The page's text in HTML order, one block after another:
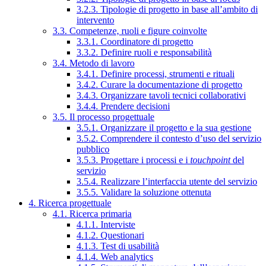
3.2.3. Tipologie di progetto in base all’ambito di
intervento
3.3. Competenze, ruoli e figure coinvolte
3.3.1. Coordinatore di progetto
3.3.2. Definire ruoli e responsabilità
3.4. Metodo di lavoro
3.4.1. Definire processi, strumenti e rituali
3.4.2. Curare la documentazione di progetto
3.4.3. Organizzare tavoli tecnici collaborativi
3.4.4. Prendere decisioni
3.5. Il processo progettuale
3.5.1. Organizzare il progetto e la sua gestione
3.5.2. Comprendere il contesto d’uso del servizio
pubblico
3.5.3. Progettare i processi e i touchpointdel
servizio
3.5.4. Realizzare l’interfaccia utente del servizio
3.5.5. Validare la soluzione ottenuta
4. Ricerca progettuale
4.1. Ricerca primaria
4.1.1. Interviste
4.1.2. Questionari
4.1.3. Test di usabilità
4.1.4. Web analytics